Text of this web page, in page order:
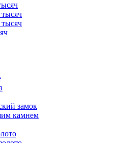
замок
камнем